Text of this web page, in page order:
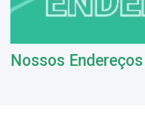
Nossos Endereços